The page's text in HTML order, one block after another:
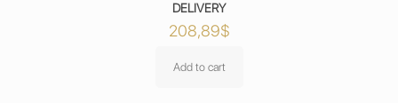
DELIVERY
208,89$
Add to cart